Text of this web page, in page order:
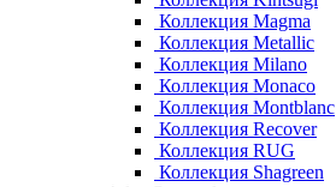
Коллекция Magma
Коллекция Metallic
Коллекция Milano
Коллекция Monaco
Коллекция Montblanc
Коллекция Recover
Коллекция RUG
Коллекция Shagreen